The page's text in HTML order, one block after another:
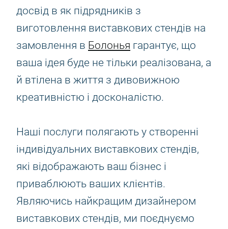
досвід в як підрядників з
виготовлення виставкових стендів на
замовлення в Болонья гарантує, що
ваша ідея буде не тільки реалізована, а
й втілена в життя з дивовижною
креативністю і досконалістю.
Наші послуги полягають у створенні
індивідуальних виставкових стендів,
які відображають ваш бізнес і
приваблюють ваших клієнтів.
Являючись найкращим дизайнером
виставкових стендів, ми поєднуємо